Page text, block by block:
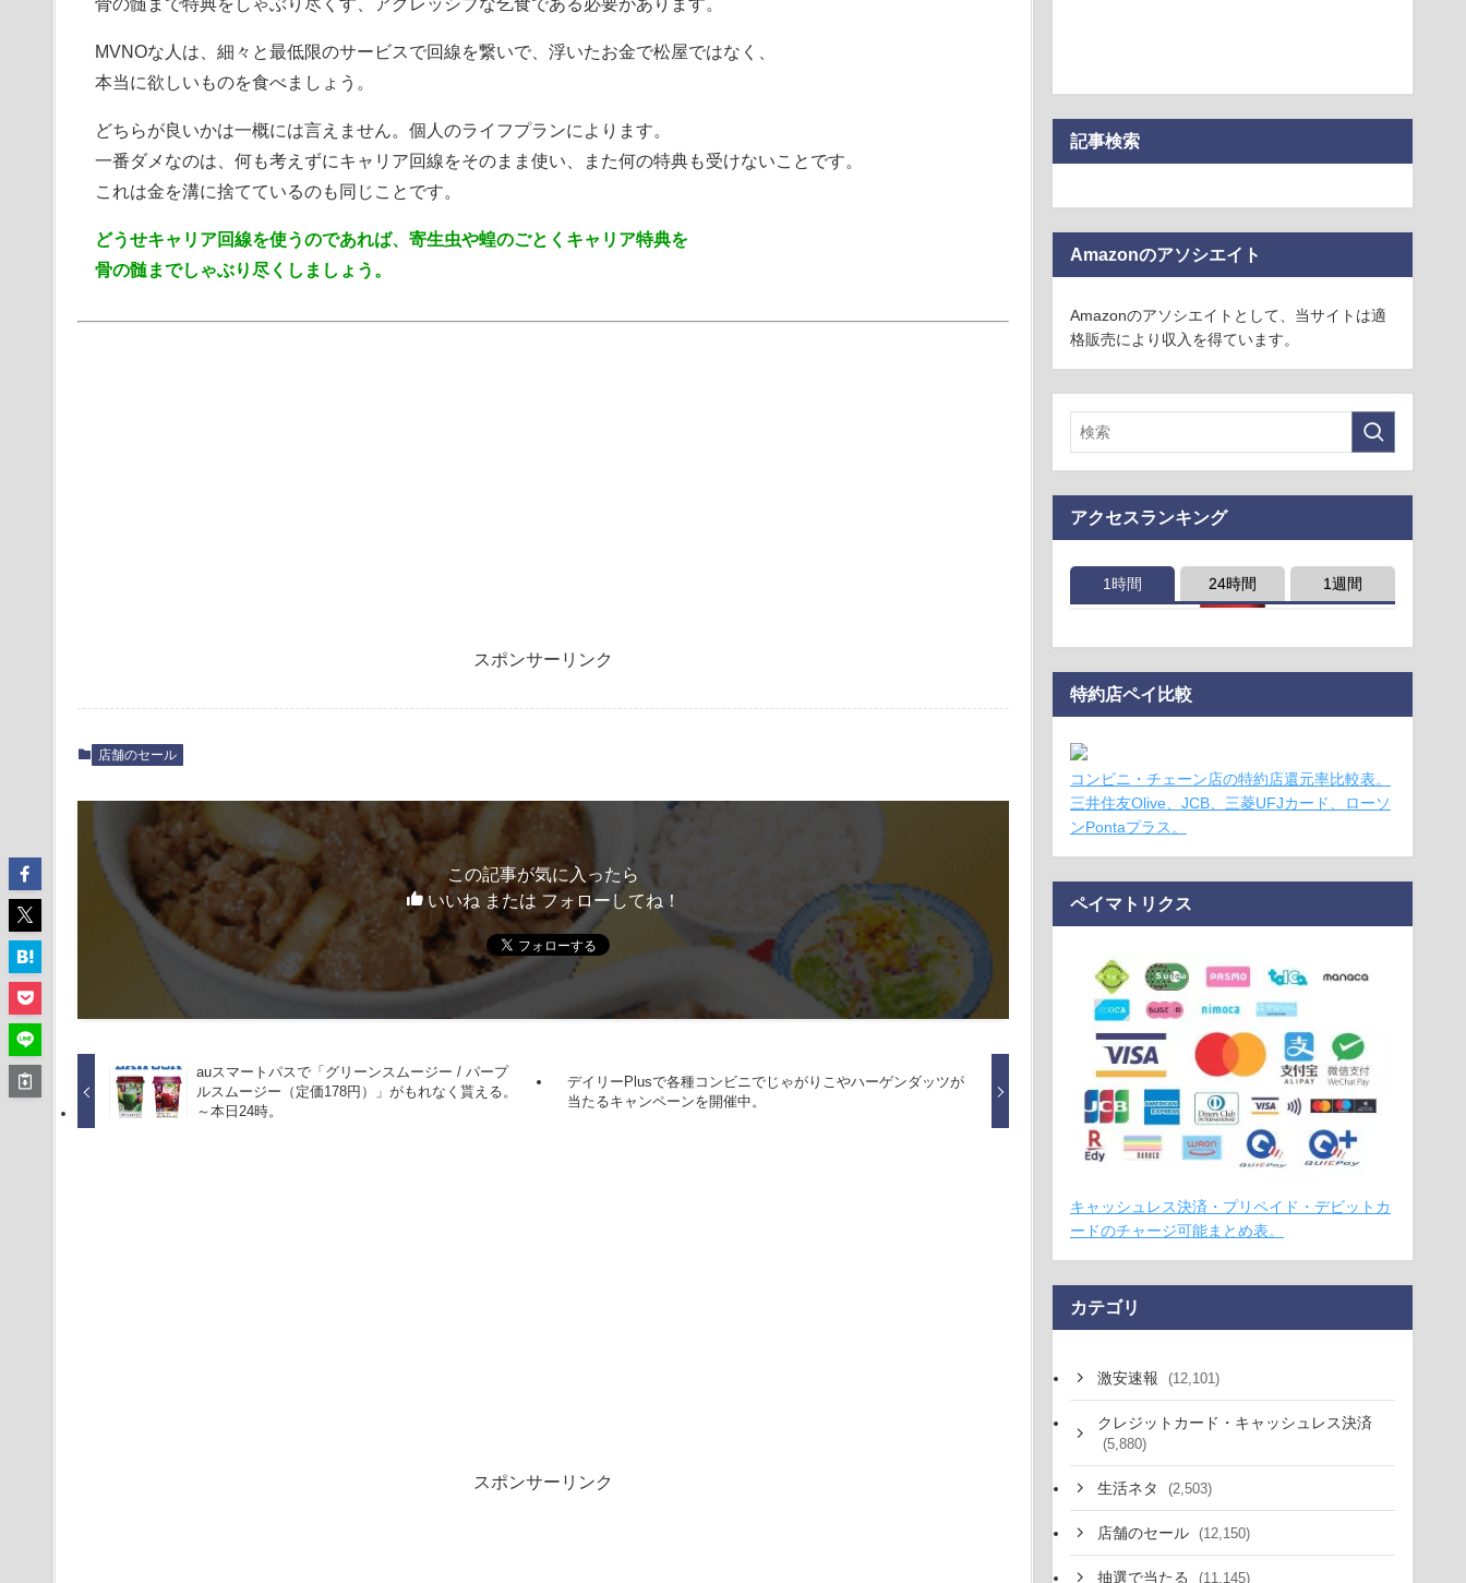
骨の髄まで特典をしゃぶり尽くす、アグレッシブな乞食である必要があります。
MVNOな人は、細々と最低限のサービスで回線を繋いで、浮いたお金で松屋ではなく、
本当に欲しいものを食べましょう。
どちらが良いかは一概には言えません。個人のライフプランによります。
一番ダメなのは、何も考えずにキャリア回線をそのまま使い、また何の特典も受けないことです。
これは金を溝に捨てているのも同じことです。
どうせキャリア回線を使うのであれば、寄生虫や蝗のごとくキャリア特典を
骨の髄までしゃぶり尽くしましょう。
スポンサーリンク
店舗のセール
この記事が気に入ったら
いいね または フォローしてね！
auスマートパスで「グリーンスムージー / パープ
ルスムージー（定価178円）」がもれなく貰える。
～本日24時。
デイリーPlusで各種コンビニでじゃがりこやハーゲンダッツが
当たるキャンペーンを開催中。
スポンサーリンク
記事検索
Amazonのアソシエイト
Amazonのアソシエイトとして、当サイトは適
格販売により収入を得ています。
アクセスランキング
1時間 24時間 1週間
特約店ペイ比較
コンビニ・チェーン店の特約店還元率比較表。
三井住友Olive、JCB、三菱UFJカード、ローソ
ンPontaプラス。
ペイマトリクス
キャッシュレス決済・プリペイド・デビットカ
ードのチャージ可能まとめ表。
カテゴリ
激安速報 (12,101)
クレジットカード・キャッシュレス決済
(5,880)
生活ネタ (2,503)
店舗のセール (12,150)
抽選で当たる (11,145)